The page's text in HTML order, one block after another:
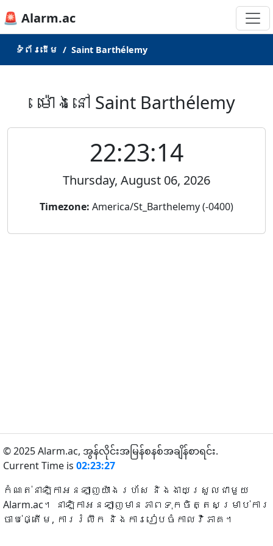
🚨 Alarm.ac
ទំព័រ​ដើម Saint Barthélemy
ម៉ោងនៅ Saint Barthélemy
22:23:14
Thursday, August 06, 2026
Timezone: America/St_Barthelemy (-0400)
© 2025 Alarm.ac, အွန်လိုင်းအမြန်စနစ်အချိန်စာရင်း.
Current Time is 02:23:27
កំណត់នាឡិកាអនឡាញយ៉ាងរហ័ស និងងាយស្រួលជាមួយ
Alarm.ac។ នាឡិកាអនឡាញមានភាពទុកចិត្តសម្រាប់ការ
ចាប់ផ្តើម, ការរំលឹក និងការរៀបចំកាលវិភាគ។